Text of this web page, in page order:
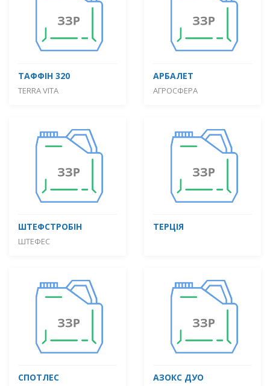
ТАФФІН 320
TERRA VITA
АРБАЛЕТ
АГРОСФЕРА
ШТЕФСТРОБІН
ШТЕФЕС
ТЕРЦІЯ
СПОТЛЕС АЗОКС ДУО